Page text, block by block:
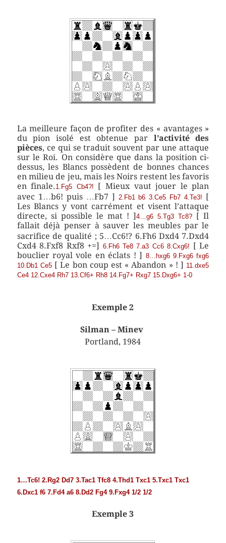
La meilleure façon de profiter des « avantages »
du pion isolé est obtenue par l’activité des
pièces, ce qui se traduit souvent par une attaque
sur le Roi. On considère que dans la position ci-
dessus, les Blancs possèdent de bonnes chances
en milieu de jeu, mais les Noirs restent les favoris
en finale.1.Fg5 Cb4?!
[ Mieux vaut jouer le plan
avec 1…b6! puis …Fb7 ]
2.Fb1 b6 3.Ce5 Fb7 4.Te3!
[
Les Blancs y vont carrément et visent l’attaque
directe, si possible le mat ! ]4…g6 5.Tg3 Tc8?
[ Il
fallait déjà penser à sauver les meubles par le
sacrifice de qualité ; 5…Cc6!? 6.Fh6 Dxd4 7.Dxd4
Cxd4 8.Fxf8 Rxf8 +=]
6.Fh6 Te8 7.a3 Cc6 8.Cxg6!
[ Le
bouclier royal vole en éclats ! ]
8…hxg6 9.Fxg6 fxg6
10.Db1 Ce5 [ Le bon coup est « Abandon » ! ] 11.dxe5
Ce4 12.Cxe4 Rh7 13.Cf6+ Rh8 14.Fg7+ Rxg7 15.Dxg6+ 1-0
Exemple 2
Silman – Minev
Portland, 1984
1…Tc6! 2.Rg2 Dd7 3.Tac1 Tfc8 4.Thd1 Txc1 5.Txc1 Txc1
6.Dxc1 f6 7.Fd4 a6 8.Dd2 Fg4 9.Fxg4 1/2 1/2
Exemple 3